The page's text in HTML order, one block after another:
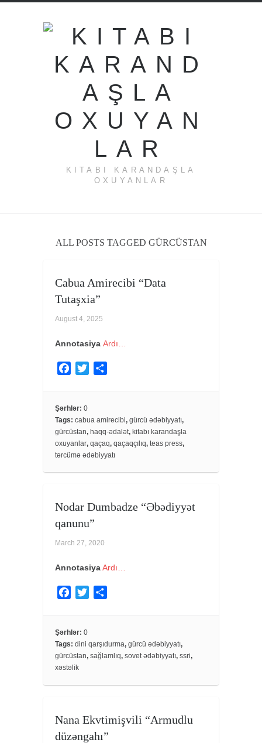
KITABI KARANDAŞLA
OXUYANLAR
ALL POSTS TAGGED GÜRCÜSTAN
Cabua Amirecibi “Data
Tutaşxia”
August 4, 2025
Annotasiya Ardı…
e
b
o
o
t
e
r
e
Şərhlər: 0
Tags: cabua amirecibi, gürcü ədəbiyyatı,
gürcüstan, haqq-ədalət, kitabı karandaşla
oxuyanlar, qaçaq, qaçaqçılıq, teas press,
tərcümə ədəbiyyatı
Nodar Dumbadze “Əbədiyyət
qanunu”
March 27, 2020
AnnotasiyaArdı…
e
b
o
o
k
t
e
e
Şərhlər: 0
Tags: dini qarşıdurma, gürcü ədəbiyyatı,
gürcüstan, sağlamlıq, sovet ədəbiyyatı, ssri,
xəstəlik
Nana Ekvtimişvili “Armudlu
düzəngahı”